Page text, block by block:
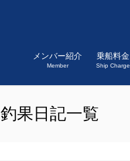
メンバー紹介
Member
乗船料金
Ship Charge
果日記一覧